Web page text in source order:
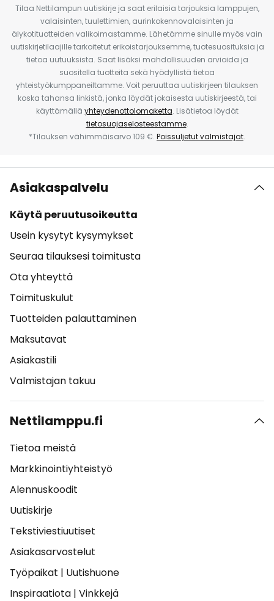
Tilaa Nettilampun uutiskirje ja saat erilaisia tarjouksia lamppujen,
valaisinten, tuulettimien, aurinkokennovalaisinten ja
älykotituotteiden valikoimastamme. Lähetämme sinulle myös vain
uutiskirjetilaajille tarkoitetut erikoistarjouksemme, tuotesuosituksia ja
tietoa uutuuksista. Saat lisäksi mahdollisuuden arvioida ja
suositella tuotteita sekä hyödyllistä tietoa
yhteistyökumppaneiltamme. Voit peruuttaa uutiskirjeen tilauksen
koska tahansa linkistä, jonka löydät jokaisesta uutiskirjeestä, tai
käyttämällä yhteydenottolomaketta. Lisätietoa löydät
tietosuojaselosteestamme.
*Tilauksen vähimmäisarvo 109 €. Poissuljetut valmistajat.
Asiakaspalvelu
Käytä peruutusoikeutta
Usein kysytyt kysymykset
Seuraa tilauksesi toimitusta
Ota yhteyttä
Toimituskulut
Tuotteiden palauttaminen
Maksutavat
Asiakastili
Valmistajan takuu
Nettilamppu.fi
Tietoa meistä
Markkinointiyhteistyö
Alennuskoodit
Uutiskirje
Tekstiviestiuutiset
Asiakasarvostelut
Työpaikat | Uutishuone
Inspiraatiota | Vinkkejä